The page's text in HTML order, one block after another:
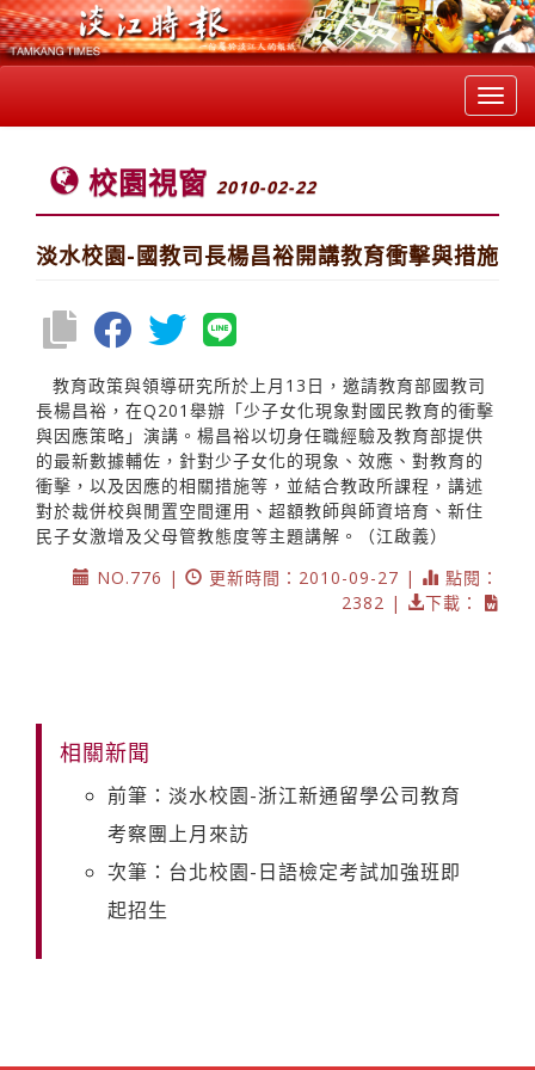
校園視窗 2010-02-22
淡水校園-國教司長楊昌裕開講教育衝擊與措施
教育政策與領導研究所於上月13日，邀請教育部國教司
長楊昌裕，在Q201舉辦「少子女化現象對國民教育的衝擊
與因應策略」演講。楊昌裕以切身任職經驗及教育部提供
的最新數據輔佐，針對少子女化的現象、效應、對教育的
衝擊，以及因應的相關措施等，並結合教政所課程，講述
對於裁併校與閒置空間運用、超額教師與師資培育、新住
民子女激增及父母管教態度等主題講解。（江啟義）
NO.776 |
更新時間：2010-09-27 |
點閱：
2382 |
下載：
相關新聞
前筆：淡水校園-浙江新通留學公司教育
考察團上月來訪
次筆：台北校園-日語檢定考試加強班即
起招生